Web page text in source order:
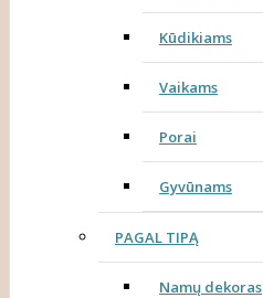
Kūdikiams
Vaikams
Porai
Gyvūnams
PAGAL TIPĄ
Namų dekoras